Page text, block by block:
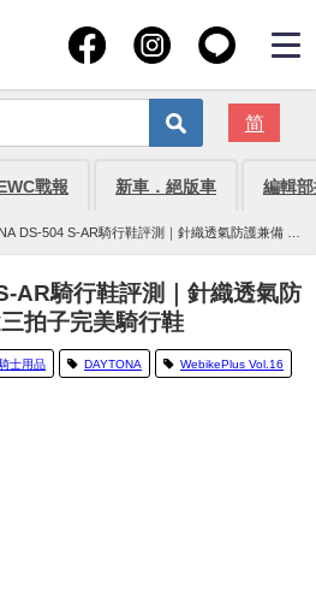
简
戰報 新車．絕版車 編輯
DS-504 S-AR騎行鞋評測｜針織透氣防護兼備 夏
AR騎行鞋評測｜針織透氣防
拍子完美騎行鞋
士用品 DAYTONA WebikePlus Vol.16